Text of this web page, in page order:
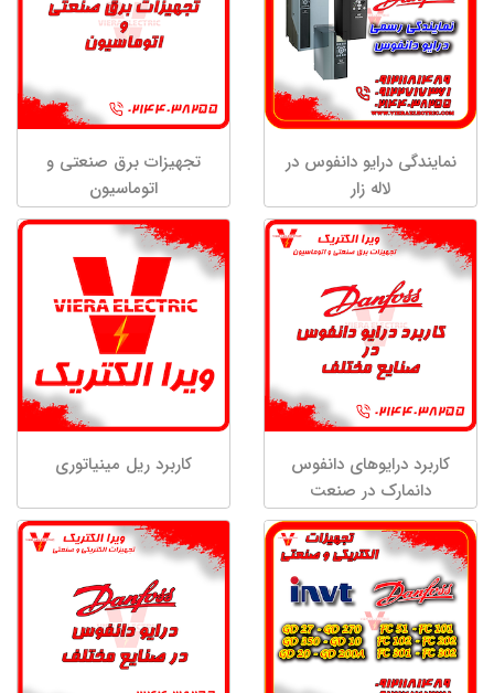
نمایندگی درایو دانفوس در
لاله زار
تجهیزات برق صنعتی و
اتوماسیون
کاربرد درایوهای دانفوس
دانمارک در صنعت
کاربرد ریل مینیاتوری